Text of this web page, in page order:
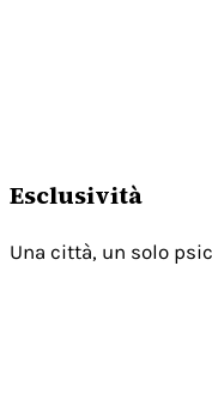
Esclusività
Una città, un solo